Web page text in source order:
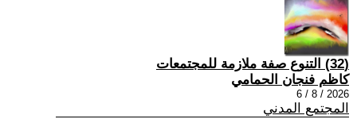
(32) التنوع صفة ملازمة للمجتمعات
كاظم فنجان الحمامي
2026 / 8 / 6
المجتمع المدني